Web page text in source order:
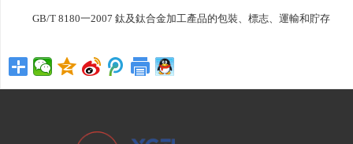
GB/T 8180一2007 鈦及鈦合金加工產品的包裝、標志、運輸和貯存